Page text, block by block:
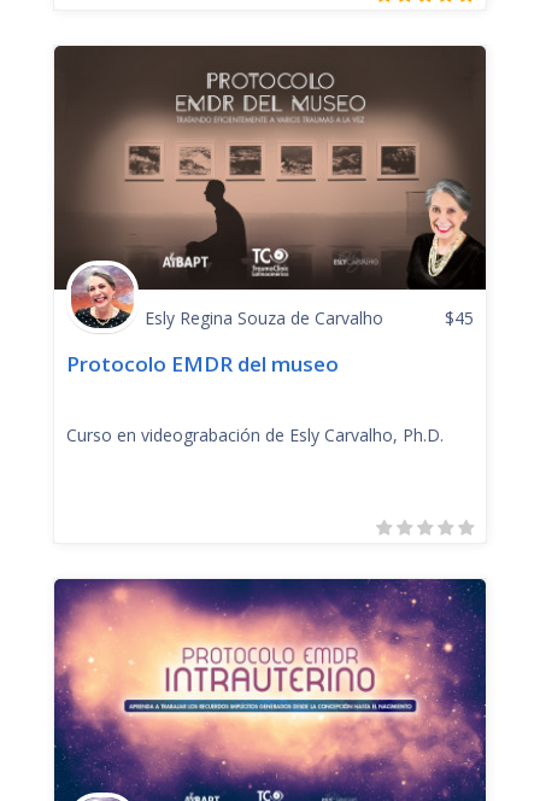
Esly Regina Souza de Carvalho $45
Protocolo EMDR del museo
Curso en videograbación de Esly Carvalho, Ph.D.